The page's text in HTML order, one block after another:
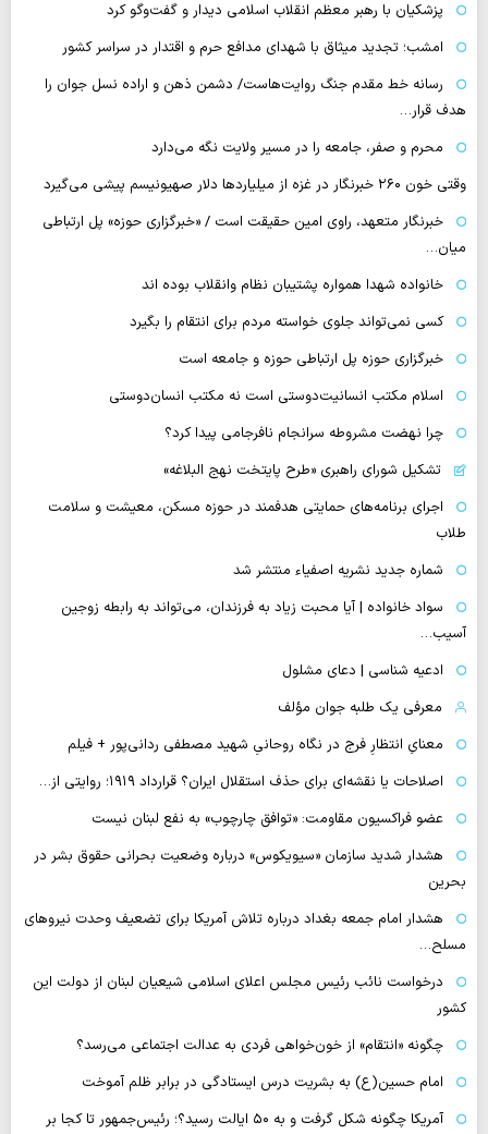
پزشکیان با رهبر معظم انقلاب اسلامی دیدار و گفت‌وگو کرد
امشب؛ تجدید میثاق با شهدای مدافع حرم و اقتدار در سراسر کشور
رسانه‌ خط مقدم جنگ روایت‌هاست/ دشمن ذهن و اراده نسل جوان را
هدف قرار…
محرم و صفر، جامعه را در مسیر ولایت نگه می‌دارد
وقتی خون ۲۶۰ خبرنگار در غزه از میلیاردها دلار صهیونیسم پیشی می‌گیرد
خبرنگار متعهد، راوی امین حقیقت است / «خبرگزاری حوزه» پل ارتباطی
میان…
خانواده شهدا همواره پشتیبان نظام وانقلاب بوده اند
کسی نمی‌تواند جلوی خواسته مردم برای انتقام را بگیرد
خبرگزاری حوزه پل ارتباطی حوزه و جامعه است
اسلام مکتب انسانیت‌دوستی است نه مکتب انسان‌دوستی
چرا نهضت مشروطه سرانجام نافرجامی پیدا کرد؟
تشکیل شورای راهبری «طرح پایتخت نهج البلاغه»
اجرای برنامه‌های حمایتی هدفمند در حوزه مسکن، معیشت و سلامت
طلاب
شماره جدید نشریه اصفیاء منتشر شد
سواد خانواده | آیا محبت زیاد به فرزندان، می‌تواند به رابطه زوجین
آسیب…
ادعیه شناسی | دعای مشلول
معرفی یک طلبه جوان مؤلف
معنایِ انتظارِ فرج در نگاه روحانیِ شهید مصطفی ردانی‌پور + فیلم
اصلاحات یا نقشه‌ای برای حذف استقلال ایران؟ قرارداد ۱۹۱۹؛ روایتی از…
عضو فراکسیون مقاومت: «توافق چارچوب» به نفع لبنان نیست
هشدار شدید سازمان «سیویکوس» درباره وضعیت بحرانی حقوق بشر در
بحرین
هشدار امام جمعه بغداد درباره تلاش آمریکا برای تضعیف وحدت نیروهای
مسلح…
درخواست نائب رئیس مجلس اعلای اسلامی شیعیان لبنان از دولت این
کشور
چگونه «انتقام» از خون‌خواهی فردی به عدالت اجتماعی می‌رسد؟
امام حسین(ع) به بشریت درس ایستادگی در برابر ظلم آموخت
آمریکا چگونه شکل گرفت و به ۵۰ ایالت رسید؟؛ رئیس‌جمهور تا کجا بر